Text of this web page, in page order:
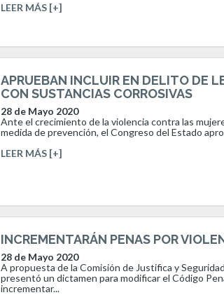
LEER MÁS [+]
APRUEBAN INCLUIR EN DELITO DE
CON SUSTANCIAS CORROSIVAS
28 de Mayo 2020
Ante el crecimiento de la violencia contra las
medida de prevención, el Congreso del Estado
LEER MÁS [+]
INCREMENTARÁN PENAS POR
28 de Mayo 2020
A propuesta de la Comisión de Justifica y
presentó un dictamen para modificar el Código
incrementar...